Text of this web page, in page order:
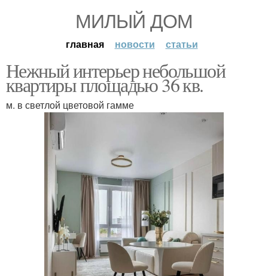
МИЛЫЙ ДОМ
главная новости статьи
Нежный интерьер небольшой
квартиры площадью 36 кв.
м. в светлой цветовой гамме